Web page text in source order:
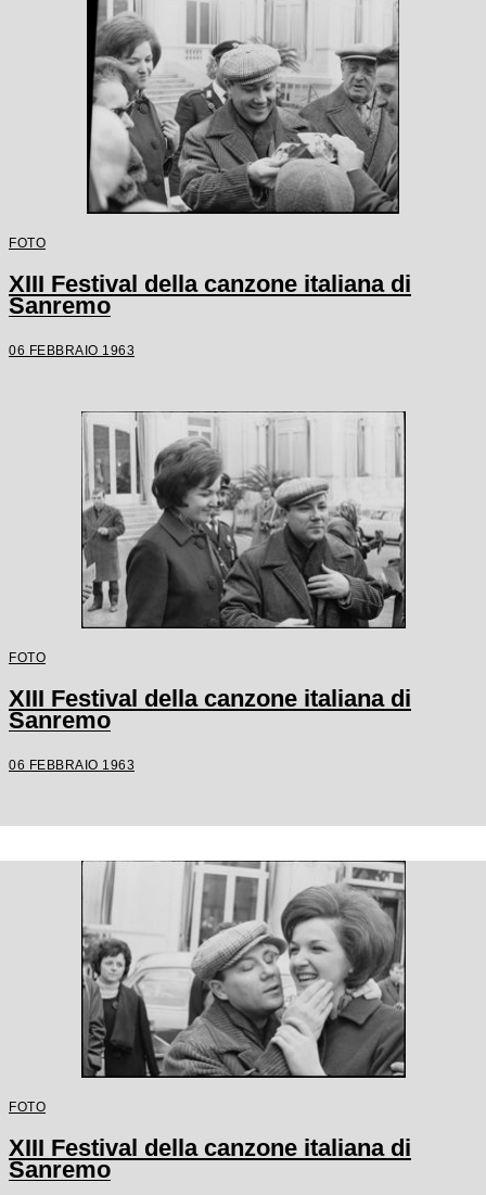
FOTO
XIII Festival della canzone italiana di
Sanremo
06 FEBBRAIO 1963
FOTO
XIII Festival della canzone italiana di
Sanremo
06 FEBBRAIO 1963
FOTO
XIII Festival della canzone italiana di
Sanremo